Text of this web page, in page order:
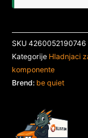
270W
količina
SKU 4260052190746
Kategorije Hladnjaci
komponente
Brend: be quiet